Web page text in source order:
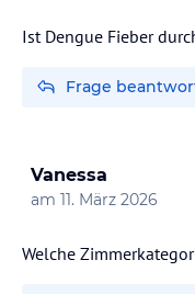
Ist Dengue Fieber
Frage
Vanessa
am 11. März 2026
Welche